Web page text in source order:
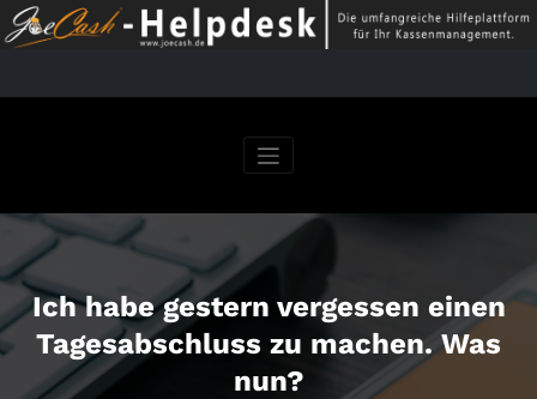
Springe
zum
Ich habe gestern vergessen einen
Tagesabschluss zu machen. Was
nun?